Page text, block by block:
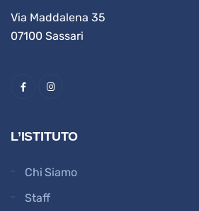
Via Maddalena 35
07100 Sassari
L’ISTITUTO
Chi Siamo
Staff